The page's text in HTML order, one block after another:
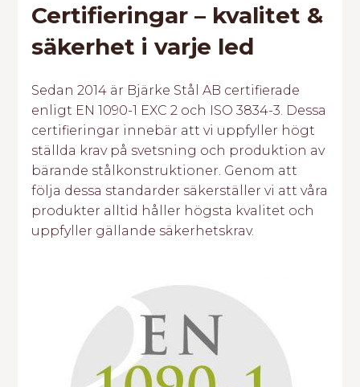
Certifieringar – kvalitet &
säkerhet i varje led
Sedan 2014 är Bjärke Stål AB certifierade
enligt EN 1090-1 EXC 2 och ISO 3834-3. Dessa
certifieringar innebär att vi uppfyller högt
ställda krav på svetsning och produktion av
bärande stålkonstruktioner. Genom att
följa dessa standarder säkerställer vi att våra
produkter alltid håller högsta kvalitet och
uppfyller gällande säkerhetskrav.